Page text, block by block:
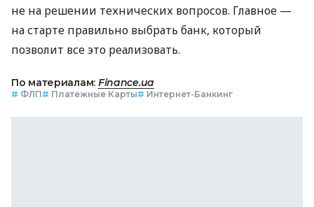
не на решении технических вопросов. Главное —
на старте правильно выбрать банк, который
позволит все это реализовать.
По материалам: Finance.ua
# ФЛП# Платежные Карты# Интернет-Банкинг